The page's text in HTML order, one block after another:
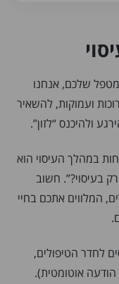
שלכם, אנחנו
ועמוקות, להשאיר
ולהיכנס “לזון”.
במהלך העיסוי הוא
בעיסוי?”. חשוב
המלווים אתכם בחיי
לחדר הטיפולים,
אוטומטית).